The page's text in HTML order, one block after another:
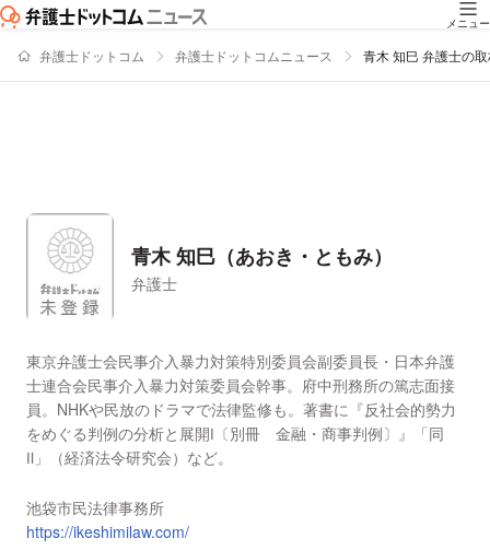
メニュー
弁護士ドットコム 弁護士ドットコムニュース 青木 知巳 弁護士の
青木 知巳（あおき・ともみ）
弁護士
東京弁護士会民事介入暴力対策特別委員会副委員長・日本弁護
士連合会民事介入暴力対策委員会幹事。府中刑務所の篤志面接
員。NHKや民放のドラマで法律監修も。著書に『反社会的勢力
をめぐる判例の分析と展開Ⅰ〔別冊 金融・商事判例〕』「同
Ⅱ」（経済法令研究会）など。
池袋市民法律事務所
https://ikeshimilaw.com/